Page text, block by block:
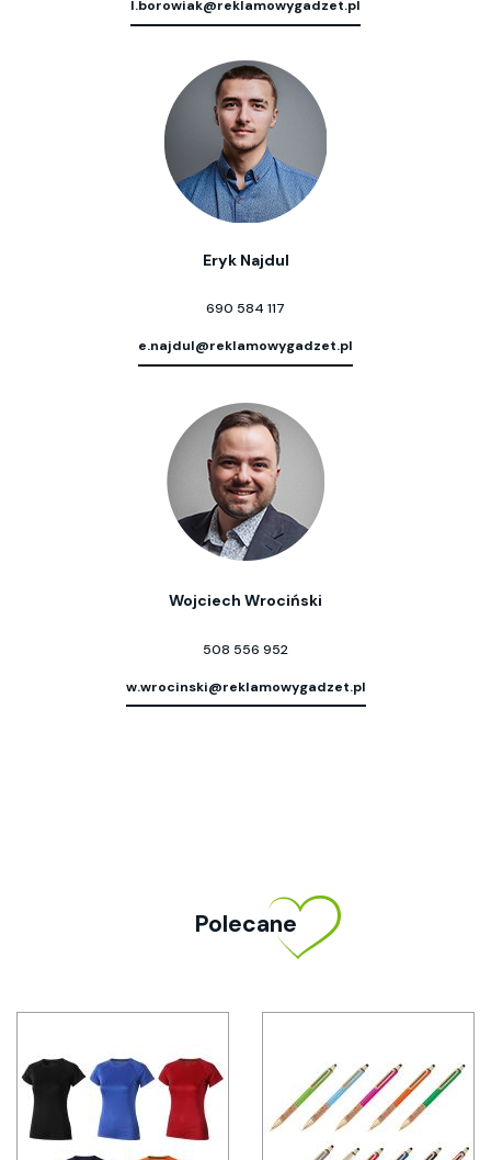
l.borowiak@reklamowygadzet.pl
Eryk Najdul
690 584 117
e.najdul@reklamowygadzet.pl
Wojciech Wrociński
508 556 952
w.wrocinski@reklamowygadzet.pl
Polecane